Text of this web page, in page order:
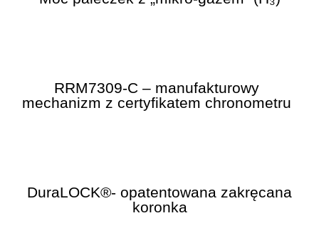
RRM7309-C – manufakturowy
mechanizm z certyfikatem chronometru
DuraLOCK®- opatentowana zakręcana
koronka